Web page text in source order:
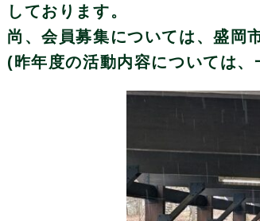
しております。
尚、会員募集については、盛岡
(昨年度の活動内容については、